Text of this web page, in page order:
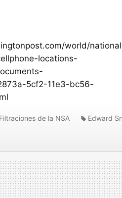
world/
locations-
5cf2-11e3-bc56-
Filtraciones de la NSA Edward